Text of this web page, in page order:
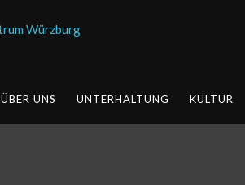
ÜBER UNS UNTERHALTUNG KULTUR